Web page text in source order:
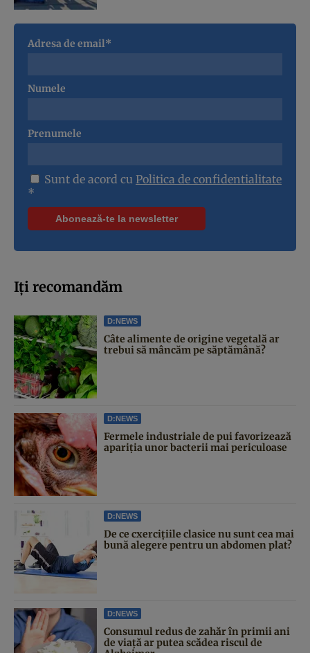
Adresa de email*
Numele
Prenumele
Sunt de acord cu Politica de confidentialitate
*
Iți recomandăm
D:NEWS
Câte alimente de origine vegetală ar
trebui să mâncăm pe săptămână?
D:NEWS
Fermele industriale de pui favorizează
apariția unor bacterii mai periculoase
D:NEWS
De ce cxercițiile clasice nu sunt cea mai
bună alegere pentru un abdomen plat?
D:NEWS
Consumul redus de zahăr în primii ani
de viață ar putea scădea riscul de